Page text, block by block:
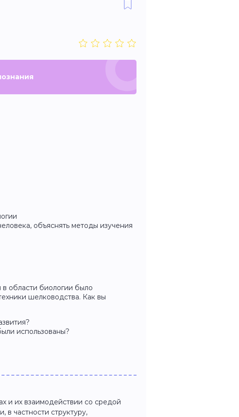
объяснять методы изучения
области биологии было
шелководства. Как вы
использованы?
и их взаимодействии со средой
в частности структуру,